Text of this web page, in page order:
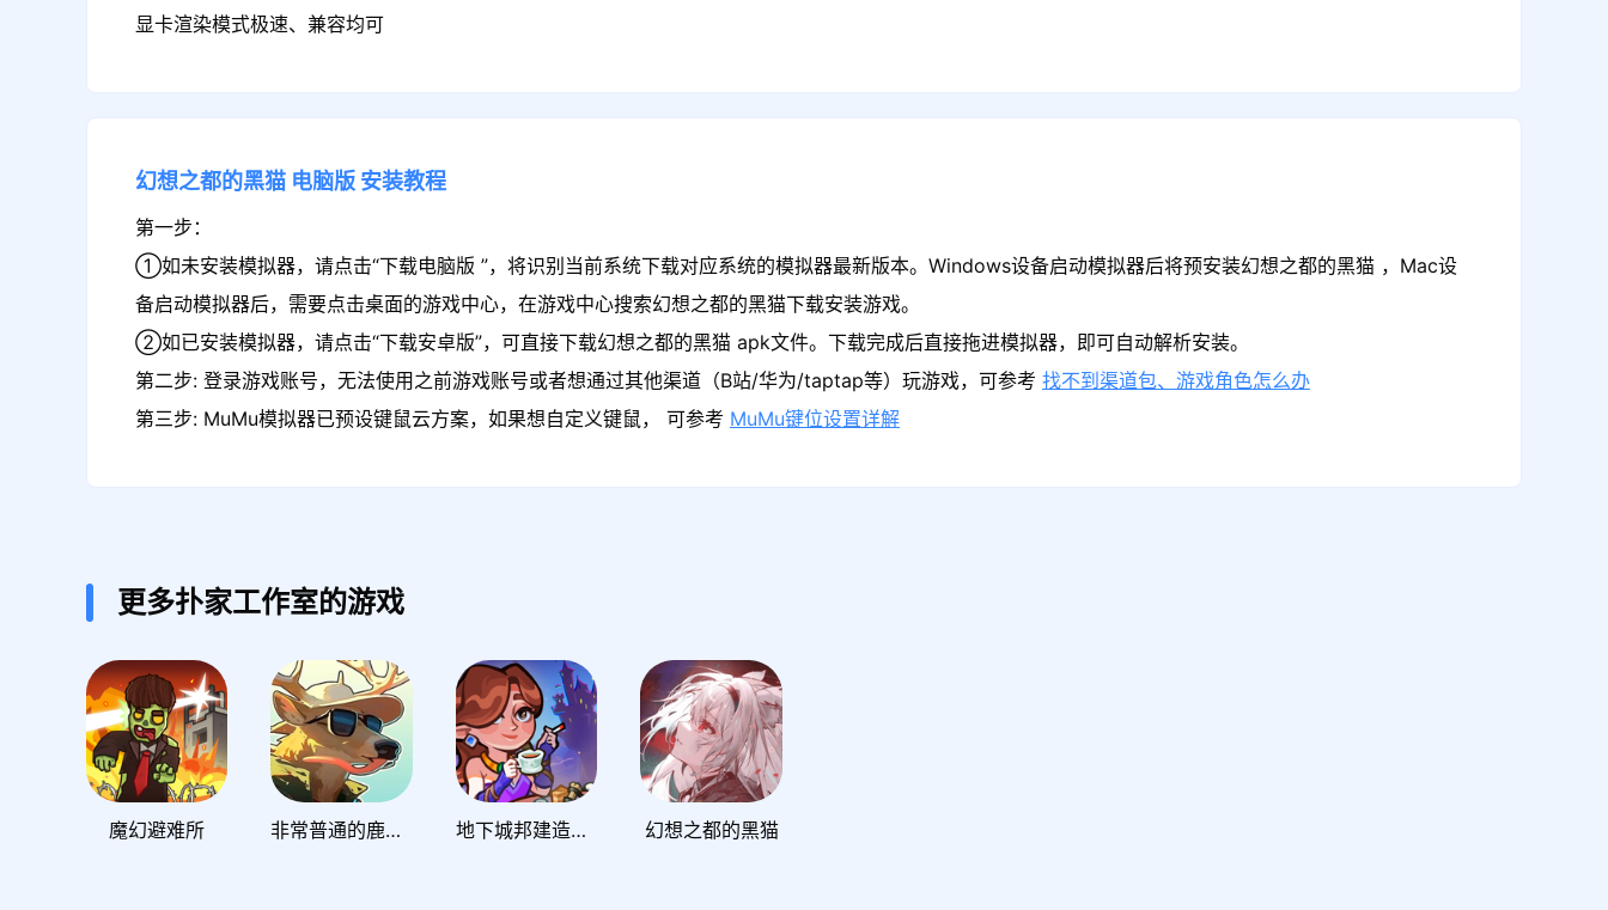
显卡渲染模式极速、兼容均可
幻想之都的黑猫 电脑版 安装教程
第一步：
①如未安装模拟器，请点击“下载电脑版 ”，将识别当前系统下载对应系统的模拟器最新版本。Windows设备启动模拟器后将预安装幻想之都的黑猫 ，Mac设
备启动模拟器后，需要点击桌面的游戏中心，在游戏中心搜索幻想之都的黑猫下载安装游戏。
②如已安装模拟器，请点击“下载安卓版”，可直接下载幻想之都的黑猫 apk文件。下载完成后直接拖进模拟器，即可自动解析安装。
第二步: 登录游戏账号，无法使用之前游戏账号或者想通过其他渠道（B站/华为/taptap等）玩游戏，可参考 找不到渠道包、游戏角色怎么办
第三步: MuMu模拟器已预设键鼠云方案，如果想自定义键鼠， 可参考 MuMu键位设置详解
更多扑家工作室的游戏
魔幻避难所 非常普通的鹿：荒野世界 地下城邦建造派对 幻想之都的黑猫